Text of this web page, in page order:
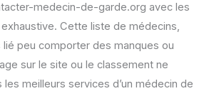
medecin-de-garde.org avec les
Cette liste de médecins,
peu comporter des manques ou
sur le site ou le classement ne
meilleurs services d’un médecin de